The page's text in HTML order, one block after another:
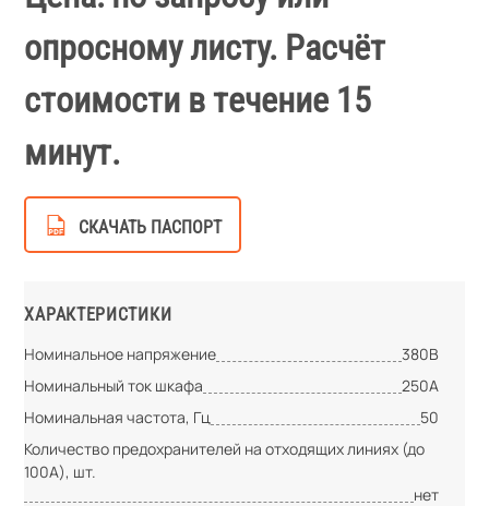
опросному листу. Расчёт
стоимости в течение 15
минут.
СКАЧАТЬ ПАСПОРТ
ХАРАКТЕРИСТИКИ
Номинальное напряжение
380В
Номинальный ток шкафа
250А
Номинальная частота, Гц
50
Количество предохранителей на отходящих линиях (до
100А), шт.
нет